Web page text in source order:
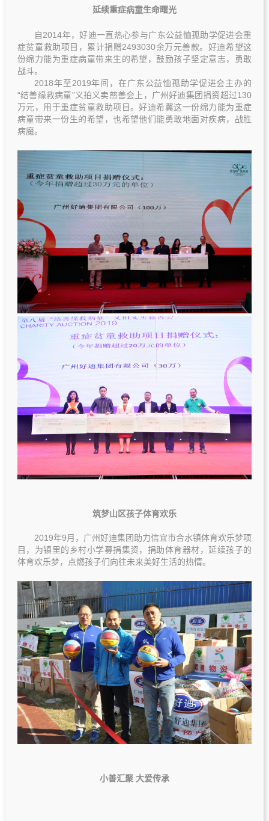
延续重症病童生命曙光
自2014年，好迪一直热心参与广东公益恤孤助学促进会重
症贫童救助项目，累计捐赠2493030余万元善款。好迪希望这
份绵力能为重症病童带来生的希望，鼓励孩子坚定意志，勇敢
战斗。
2018年至2019年间，在广东公益恤孤助学促进会主办的
“结善缘救病童”义拍义卖慈善会上，广州好迪集团捐资超过130
万元，用于重症贫童救助项目。好迪希冀这一份绵力能为重症
病童带来一份生的希望，也希望他们能勇敢地面对疾病，战胜
病魔。
筑梦山区孩子体育欢乐
2019年9月，广州好迪集团助力信宜市合水镇体育欢乐梦项
目，为镇里的乡村小学募捐集资，捐助体育器材，延续孩子的
体育欢乐梦，点燃孩子们向往未来美好生活的热情。
小善汇聚 大爱传承